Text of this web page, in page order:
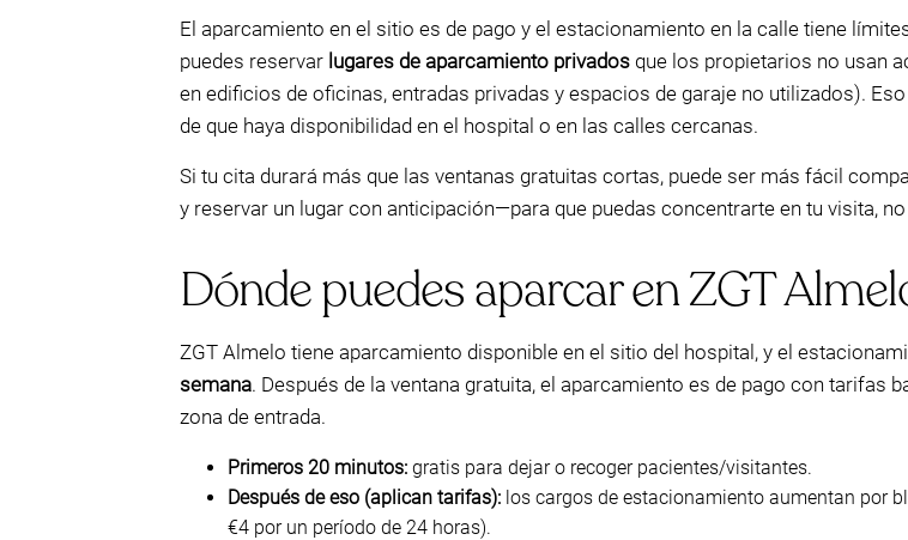
El aparcamiento en el sitio es de pago y el estacionamiento en la calle tiene
puedes reservar lugares de aparcamiento privados que los propietarios no usan
en edificios de oficinas, entradas privadas y espacios de garaje no utilizados).
de que haya disponibilidad en el hospital o en las calles cercanas.
Si tu cita durará más que las ventanas gratuitas cortas, puede ser más fácil
y reservar un lugar con anticipación—para que puedas concentrarte en tu visita,
Dónde puedes aparcar en ZGT
ZGT Almelo tiene aparcamiento disponible en el sitio del hospital, y el
semana. Después de la ventana gratuita, el aparcamiento es de pago con tarifas
zona de entrada.
Primeros 20 minutos: gratis para dejar o recoger pacientes/visitantes.
Después de eso (aplican tarifas): los cargos de estacionamiento aumentan por
€4 por un período de 24 horas).